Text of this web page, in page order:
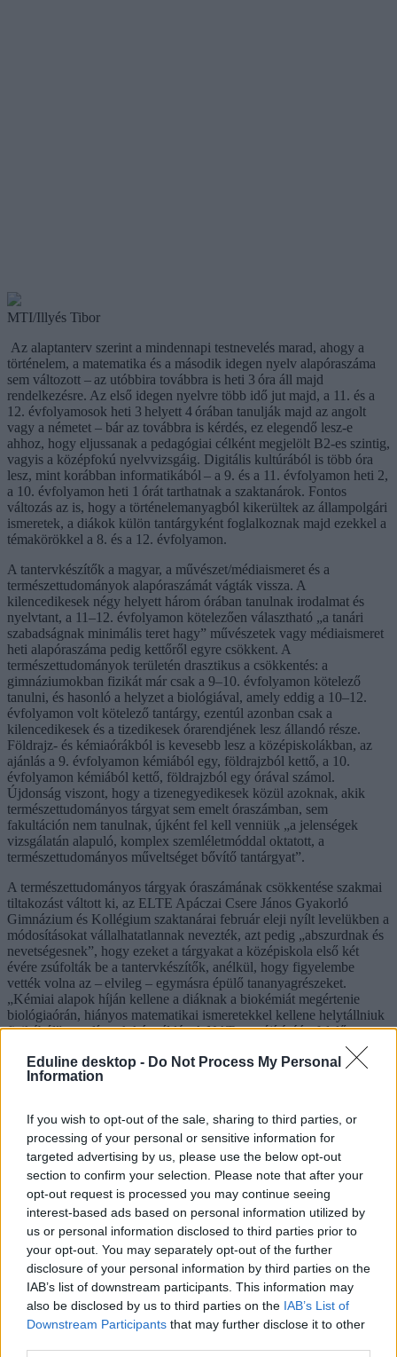
Eduline desktop - Do Not Process My Personal
Information
If you wish to opt-out of the sale, sharing to third parties, or
processing of your personal or sensitive information for
targeted advertising by us, please use the below opt-out
section to confirm your selection. Please note that after your
opt-out request is processed you may continue seeing
interest-based ads based on personal information utilized by
us or personal information disclosed to third parties prior to
your opt-out. You may separately opt-out of the further
disclosure of your personal information by third parties on the
IAB’s list of downstream participants. This information may
also be disclosed by us to third parties on the IAB’s List of
Downstream Participants that may further disclose it to other
MTI/Illyés Tibor
Az alaptanterv szerint a mindennapi testnevelés marad, ahogy a
történelem, a matematika és a második idegen nyelv alapóraszáma
sem változott – az utóbbira továbbra is heti 3 óra áll majd
rendelkezésre. Az első idegen nyelvre több idő jut majd, a 11. és a
12. évfolyamosok heti 3 helyett 4 órában tanulják majd az angolt
vagy a németet – bár az továbbra is kérdés, ez elegendő lesz-e
ahhoz, hogy eljussanak a pedagógiai célként megjelölt B2-es szintig,
vagyis a középfokú nyelvvizsgáig. Digitális kultúrából is több óra
lesz, mint korábban informatikából – a 9. és a 11. évfolyamon heti 2,
a 10. évfolyamon heti 1 órát tarthatnak a szaktanárok. Fontos
változás az is, hogy a történelemanyagból kikerültek az állampolgári
ismeretek, a diákok külön tantárgyként foglalkoznak majd ezekkel a
témakörökkel a 8. és a 12. évfolyamon.
A tantervkészítők a magyar, a művészet/médiaismeret és a
természettudományok alapóraszámát vágták vissza. A
kilencedikesek négy helyett három órában tanulnak irodalmat és
nyelvtant, a 11–12. évfolyamon kötelezően választható „a tanári
szabadságnak minimális teret hagy” művészetek vagy médiaismeret
heti alapóraszáma pedig kettőről egyre csökkent. A
természettudományok területén drasztikus a csökkentés: a
gimnáziumokban fizikát már csak a 9–10. évfolyamon kötelező
tanulni, és hasonló a helyzet a biológiával, amely eddig a 10–12.
évfolyamon volt kötelező tantárgy, ezentúl azonban csak a
kilencedikesek és a tizedikesek órarendjének lesz állandó része.
Földrajz- és kémiaórákból is kevesebb lesz a középiskolákban, az
ajánlás a 9. évfolyamon kémiából egy, földrajzból kettő, a 10.
évfolyamon kémiából kettő, földrajzból egy órával számol.
Újdonság viszont, hogy a tizenegyedikesek közül azoknak, akik
természettudományos tárgyat sem emelt óraszámban, sem
fakultáción nem tanulnak, újként fel kell venniük „a jelenségek
vizsgálatán alapuló, komplex szemléletmóddal oktatott, a
természettudományos műveltséget bővítő tantárgyat”.
A természettudományos tárgyak óraszámának csökkentése szakmai
tiltakozást váltott ki, az ELTE Apáczai Csere János Gyakorló
Gimnázium és Kollégium szaktanárai február eleji nyílt levelükben a
módosításokat vállalhatatlannak nevezték, azt pedig „abszurdnak és
nevetségesnek”, hogy ezeket a tárgyakat a középiskola első két
évére zsúfolták be a tantervkészítők, anélkül, hogy figyelembe
vették volna az – elvileg – egymásra épülő tananyagrészeket.
„Kémiai alapok híján kellene a diáknak a biokémiát megértenie
biológiaórán, hiányos matematikai ismeretekkel kellene helytállniuk
fizikából” – említettek két példát. A NAT megújításáért felelős
miniszteri biztos, Hajnal Gabriella egészen mást gondol, szerinte
csak megtették azt, amit a diákok régóta kértek. Egy márciusi
interjúban azt mondta, az új NAT alapján a gimnázium utolsó két
természettudományos tárgyakból a közép- vagy az emelt szintű
érettségire.
Az óraszámok mellett több tantárgyból az átdolgozott tananyagnak
és az új tankönyveknek – amelyek júniusra készültek el, ezért a
tavaszi tankönyvrendelési időszakban még bele sem lapozhattak a
tanárok – is vegyes volt a fogadtatásuk. Bár történelemből a
tananyag valóban csökkent, nemcsak a kilencedikesek
tankönyvének magyar őstörténettel, a honfoglalás korával
foglalkozó részei váltottak ki komoly vitát, hanem az is, hogy a
történelemtanárok egy része szerint a tanterv ismeretközpontú,
ráadásul nem fest eléggé differenciált történelmi képest az egyes
korszakokról. Az irodalmi tanterv főként Wass Albert, Nyirő József
és Herczeg Ferenc műveinek beemelése miatt került a figyelem
középpontjába, ám magyartanárok szerint ennél is égetőbb